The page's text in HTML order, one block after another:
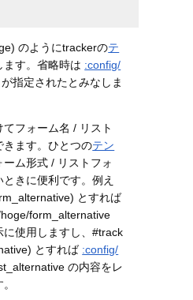
のようにtrackerのテ
ます。省略時は :config/
が指定されたとみなしま
てフォーム名 / リスト
きます。ひとつのテン
ーム形式 / リストフォ
きに便利です。例え
とすれば
form_alternative
使用しますし、#track
とすれば :config/
の内容をレ